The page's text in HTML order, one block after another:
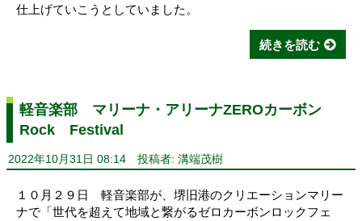
仕上げていこうとしていました。
続きを読む
軽音楽部 マリーナ・アリーナZEROカーボン
Rock Festival
2022年10月31日 08:14 投稿者: 溝端茂樹
１０月２９日 軽音楽部が、堺旧港のクリエーションマリー
ナで「世代を超えて地域と繋がるゼロカーボンロックフェ